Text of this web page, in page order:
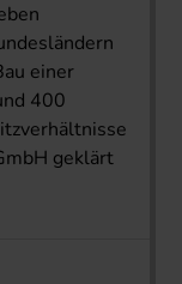
einer
400
geklärt